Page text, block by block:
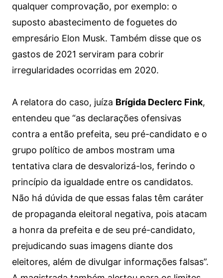
qualquer comprovação, por exemplo: o
suposto abastecimento de foguetes do
empresário Elon Musk. Também disse que os
gastos de 2021 serviram para cobrir
irregularidades ocorridas em 2020.
A relatora do caso, juíza Brígida Declerc Fink,
entendeu que “as declarações ofensivas
contra a então prefeita, seu pré-candidato e o
grupo político de ambos mostram uma
tentativa clara de desvalorizá-los, ferindo o
princípio da igualdade entre os candidatos.
Não há dúvida de que essas falas têm caráter
de propaganda eleitoral negativa, pois atacam
a honra da prefeita e de seu pré-candidato,
prejudicando suas imagens diante dos
eleitores, além de divulgar informações falsas”.